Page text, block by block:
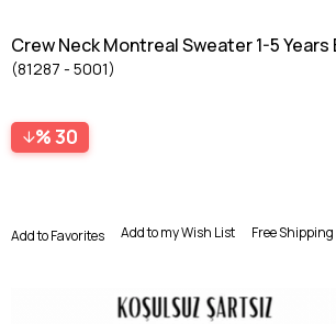
Crew Neck Montreal Sweater 1-5 Years
(81287 - 5001)
30
Add to Favorites Add to my Wish List Free Shipping